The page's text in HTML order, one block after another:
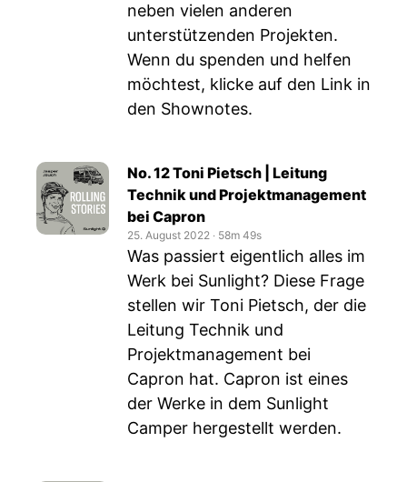
neben vielen anderen
unterstützenden Projekten.
Wenn du spenden und helfen
möchtest, klicke auf den Link in
den Shownotes.
No. 12 Toni Pietsch | Leitung
Technik und Projektmanagement
bei Capron
25. August 2022 ‧ 58m 49s
Was passiert eigentlich alles im
Werk bei Sunlight? Diese Frage
stellen wir Toni Pietsch, der die
Leitung Technik und
Projektmanagement bei
Capron hat. Capron ist eines
der Werke in dem Sunlight
Camper hergestellt werden.